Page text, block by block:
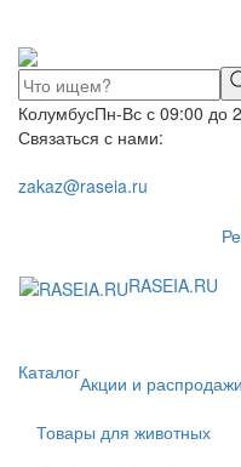
КолумбусПн-Вс с 09:00 до
Связаться с нами:
zakaz@raseia.ru
RASEIA.RU
КаталогАкции и распродажи
Товары для животных